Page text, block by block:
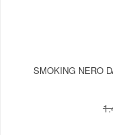
SMOKING NERO